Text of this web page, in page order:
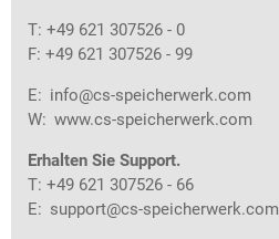
T: +49 621 307526 - 0
F: +49 621 307526 - 99
E: info@cs-speicherwerk.com
W: www.cs-speicherwerk.com
Erhalten Sie Support.
T: +49 621 307526 - 66
E: support@cs-speicherwerk.com